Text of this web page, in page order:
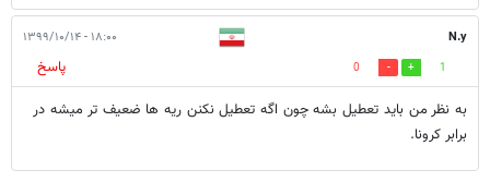
N.y ۱۸:۰۰ - ۱۳۹۹/۱۰/۱۴
1
0
پاسخ
به نظر من باید تعطیل بشه چون اگه تعطیل نکنن ریه ها ضعیف تر میشه در
برابر کرونا.